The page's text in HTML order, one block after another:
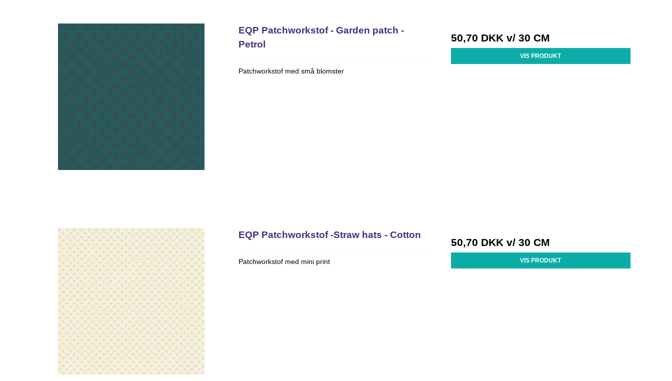
EQP Patchworkstof - Garden patch -
Petrol
Patchworkstof med små blomster
50,70 DKKv/ 30 CM
VIS PRODUKT
EQP Patchworkstof -Straw hats - Cotton
Patchworkstof med mini print
50,70 DKKv/ 30 CM
VIS PRODUKT